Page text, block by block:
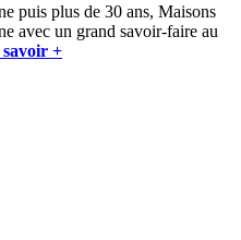
puis plus de 30 ans, Maisons
avec un grand savoir-faire au
+